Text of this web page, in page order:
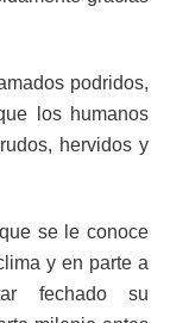
podridos,
los humanos
hervidos y
se le conoce
y en parte a
fechado su